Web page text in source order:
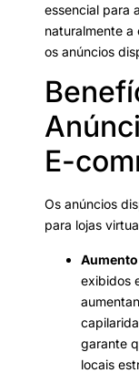
essencial para
naturalmente
os anúncios
E-
Os anúncios
para lojas
exibidos
garante
locais